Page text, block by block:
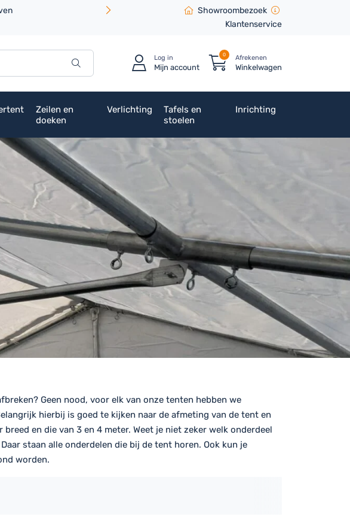
Showroombezoek
Klantenservice
Log in
Mijn account
0 Afrekenen
Winkelwagen
Zeilen en
doeken
Verlichting
Tafels en
stoelen
Inrichting
Geen nood, voor elk van onze tenten hebben we
hierbij is goed te kijken naar de afmeting van de tent en
en die van 3 en 4 meter. Weet je niet zeker welk onderdeel
staan alle onderdelen die bij de tent horen. Ook kun je
worden.